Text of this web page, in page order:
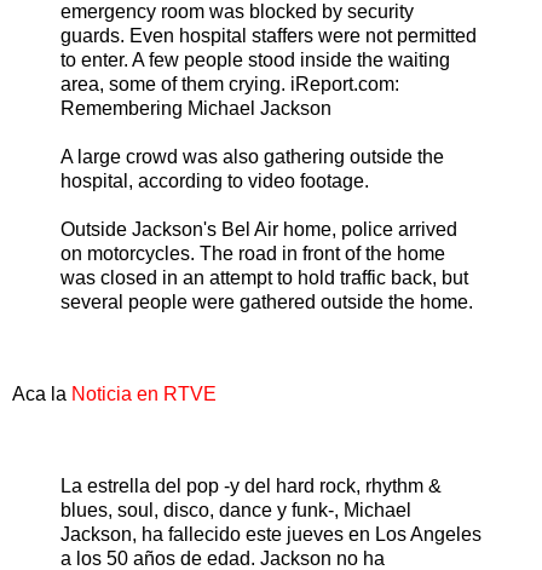
emergency room was blocked by security
guards. Even hospital staffers were not permitted
to enter. A few people stood inside the waiting
area, some of them crying. iReport.com:
Remembering Michael Jackson
A large crowd was also gathering outside the
hospital, according to video footage.
Outside Jackson's Bel Air home, police arrived
on motorcycles. The road in front of the home
was closed in an attempt to hold traffic back, but
several people were gathered outside the home.
Aca la Noticia en RTVE
La estrella del pop -y del hard rock, rhythm &
blues, soul, disco, dance y funk-, Michael
Jackson, ha fallecido este jueves en Los Angeles
a los 50 años de edad. Jackson no ha